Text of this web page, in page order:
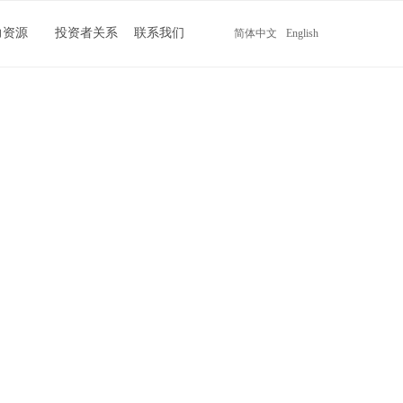
资源 投资者关系 联系我们 简体中文 English